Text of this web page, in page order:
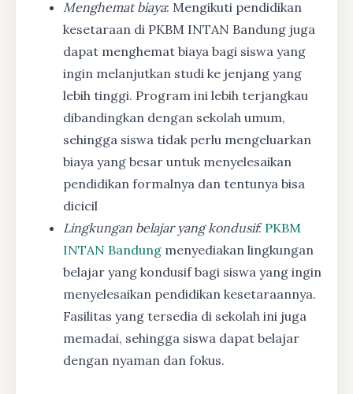
Menghemat biaya: Mengikuti pendidikan
kesetaraan di PKBM INTAN Bandung juga
dapat menghemat biaya bagi siswa yang
ingin melanjutkan studi ke jenjang yang
lebih tinggi. Program ini lebih terjangkau
dibandingkan dengan sekolah umum,
sehingga siswa tidak perlu mengeluarkan
biaya yang besar untuk menyelesaikan
pendidikan formalnya dan tentunya bisa
dicicil
Lingkungan belajar yang kondusif: PKBM
INTAN Bandung menyediakan lingkungan
belajar yang kondusif bagi siswa yang ingin
menyelesaikan pendidikan kesetaraannya.
Fasilitas yang tersedia di sekolah ini juga
memadai, sehingga siswa dapat belajar
dengan nyaman dan fokus.